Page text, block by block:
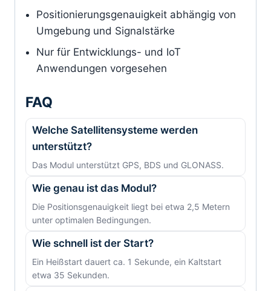
Positionierungsgenauigkeit abhängig von
Umgebung und Signalstärke
Nur für Entwicklungs- und IoT
Anwendungen vorgesehen
FAQ
Welche Satellitensysteme werden
unterstützt?
Das Modul unterstützt GPS, BDS und GLONASS.
Wie genau ist das Modul?
Die Positionsgenauigkeit liegt bei etwa 2,5 Metern
unter optimalen Bedingungen.
Wie schnell ist der Start?
Ein Heißstart dauert ca. 1 Sekunde, ein Kaltstart
etwa 35 Sekunden.